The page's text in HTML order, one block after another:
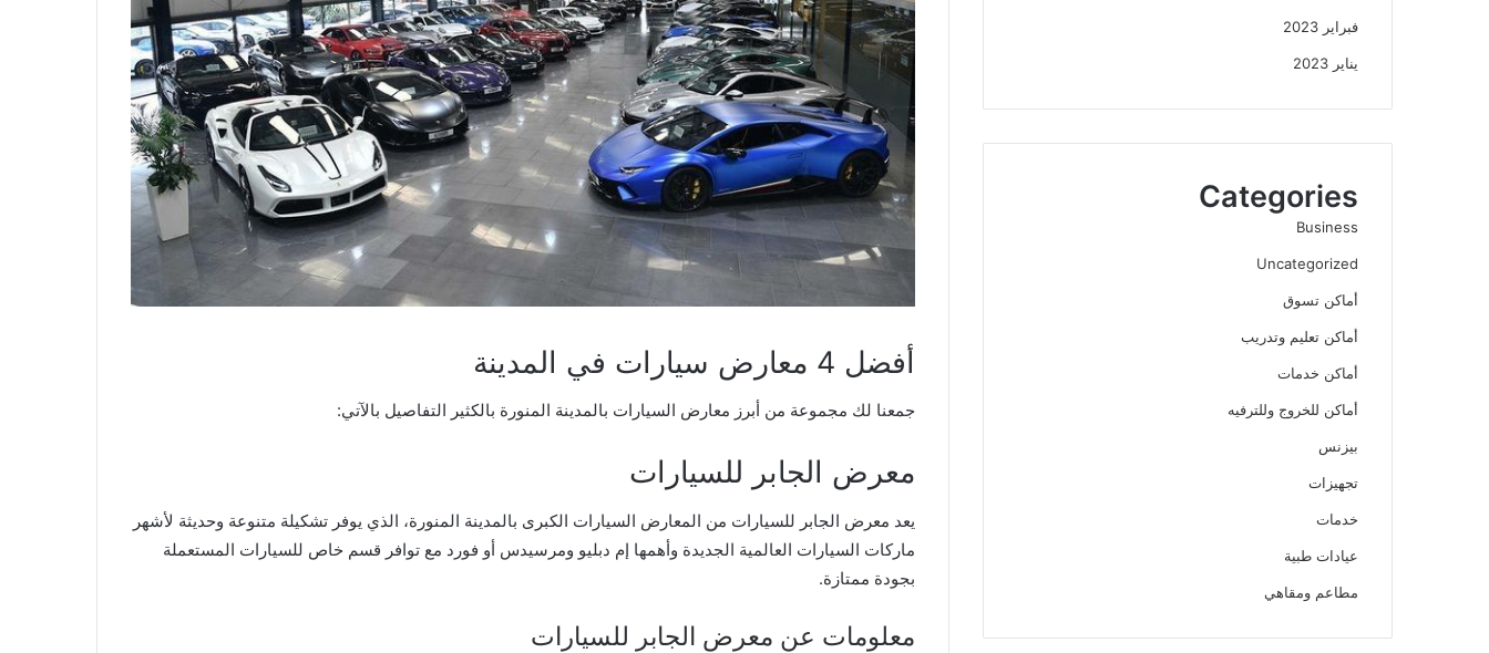
أفضل 4 معارض سيارات في المدينة
جمعنا لك مجموعة من أبرز معارض السيارات بالمدينة المنورة بالكثير التفاصيل بالآتي:
معرض الجابر للسيارات
يعد معرض الجابر للسيارات من المعارض السيارات الكبرى بالمدينة المنورة، الذي يوفر تشكيلة متنوعة وحديثة لأشهر
ماركات السيارات العالمية الجديدة وأهمها إم دبليو ومرسيدس أو فورد مع توافر قسم خاص للسيارات المستعملة
بجودة ممتازة.
معلومات عن معرض الجابر للسيارات
فبراير 2023
يناير 2023
Categories
Business
Uncategorized
أماكن تسوق
أماكن تعليم وتدريب
أماكن خدمات
أماكن للخروج وللترفيه
بيزنس
تجهيزات
خدمات
عيادات طبية
مطاعم ومقاهي